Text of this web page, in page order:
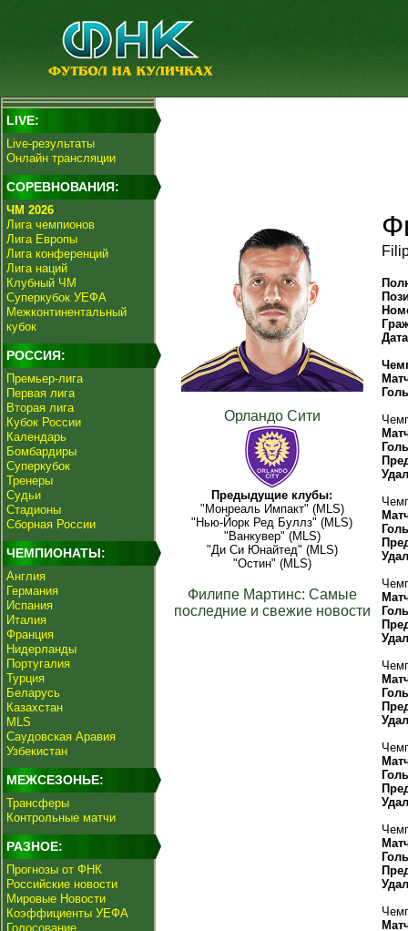
LIVE:
Live-результаты
Онлайн трансляции
СОРЕВНОВАНИЯ:
ЧМ 2026
Лига чемпионов
Лига Европы
Лига конференций
Лига наций
Клубный ЧМ
Суперкубок УЕФА
Межконтинентальный
кубок
РОССИЯ:
Премьер-лига
Первая лига
Вторая лига
Кубок России
Календарь
Бомбардиры
Суперкубок
Тренеры
Судьи
Стадионы
Сборная России
ЧЕМПИОНАТЫ:
Англия
Германия
Испания
Италия
Франция
Нидерланды
Португалия
Турция
Беларусь
Казахстан
MLS
Саудовская Аравия
Узбекистан
МЕЖСЕЗОНЬЕ:
Трансферы
Контрольные матчи
РАЗНОЕ:
Прогнозы от ФНК
Российские новости
Мировые Новости
Коэффициенты УЕФА
Голосование
Орландо Сити
Предыдущие клубы:
"Монреаль Импакт" (MLS)
"Нью-Йорк Ред Буллз" (MLS)
"Ванкувер" (MLS)
"Ди Си Юнайтед" (MLS)
"Остин" (MLS)
Филипе Мартинс: Самые
последние и свежие новости